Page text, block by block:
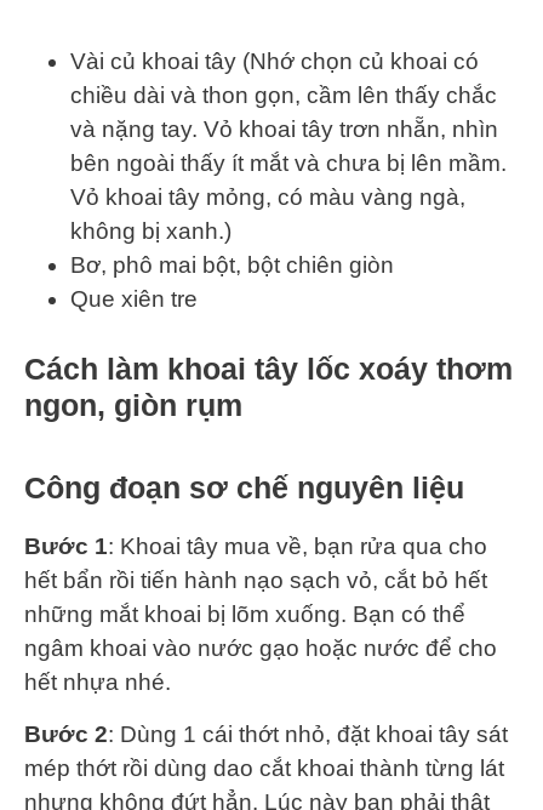
Vài củ khoai tây (Nhớ chọn củ khoai có
chiều dài và thon gọn, cầm lên thấy chắc
và nặng tay. Vỏ khoai tây trơn nhẵn, nhìn
bên ngoài thấy ít mắt và chưa bị lên mầm.
Vỏ khoai tây mỏng, có màu vàng ngà,
không bị xanh.)
Bơ, phô mai bột, bột chiên giòn
Que xiên tre
Cách làm khoai tây lốc xoáy thơm
ngon, giòn rụm
Công đoạn sơ chế nguyên liệu
Bước 1: Khoai tây mua về, bạn rửa qua cho
hết bẩn rồi tiến hành nạo sạch vỏ, cắt bỏ hết
những mắt khoai bị lõm xuống. Bạn có thể
ngâm khoai vào nước gạo hoặc nước để cho
hết nhựa nhé.
Bước 2: Dùng 1 cái thớt nhỏ, đặt khoai tây sát
mép thớt rồi dùng dao cắt khoai thành từng lát
nhưng không đứt hẳn. Lúc này bạn phải thật